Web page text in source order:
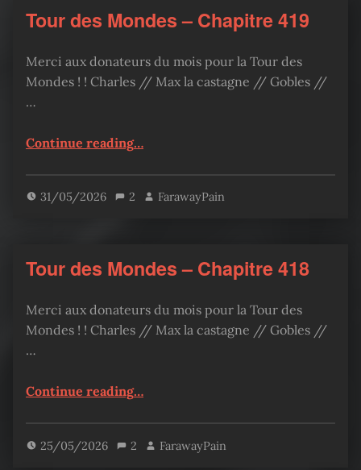
Tour des Mondes – Chapitre 419
Merci aux donateurs du mois pour la Tour des
Mondes ! ! Charles // Max la castagne // Gobles //
…
Continue reading“Tour des Mondes – Chapitre 419”
…
31/05/2026 2 FarawayPain
Tour des Mondes – Chapitre 418
Merci aux donateurs du mois pour la Tour des
Mondes ! ! Charles // Max la castagne // Gobles //
…
Continue reading“Tour des Mondes – Chapitre 418”
…
25/05/2026 2 FarawayPain